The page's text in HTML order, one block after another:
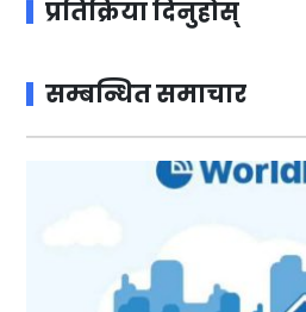
प्रतिक्रिया दिनुहोस्
सम्बन्धित समाचार